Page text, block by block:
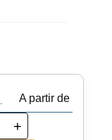
A partir de
+